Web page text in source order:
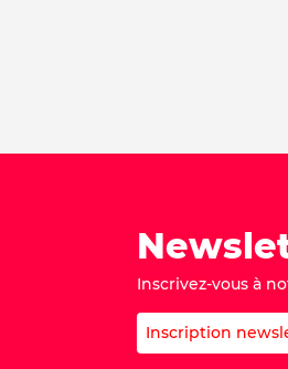
Inscrivez-vous à
Inscription